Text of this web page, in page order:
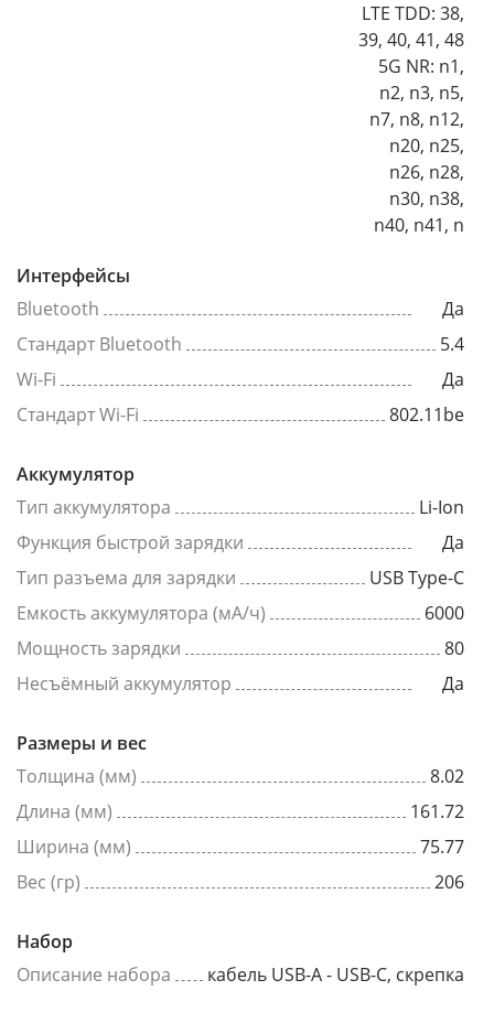
LTE TDD: 38,
39, 40, 41, 48
5G NR: n1,
n2, n3, n5,
n7, n8, n12,
n20, n25,
n26, n28,
n30, n38,
n40, n41, n
Интерфейсы
Bluetooth
Да
Стандарт Bluetooth
5.4
Wi-Fi
Да
Стандарт Wi-Fi
802.11be
Аккумулятор
Тип аккумулятора
Li-Ion
Функция быстрой зарядки
Да
Тип разъема для зарядки
USB Type-C
Емкость аккумулятора (мА/ч)
6000
Мощность зарядки
80
Несъёмный аккумулятор
Да
Размеры и вес
Толщина (мм)
8.02
Длина (мм)
161.72
Ширина (мм)
75.77
Вес (гр)
206
Набор
Описание набора
кабель USB-A - USB-C, скрепка